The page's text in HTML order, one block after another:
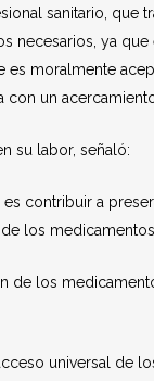
sanitario, que
necesarios, ya
moralmente
un
su labor, señaló:
contribuir a
los medicamentos.
los
universal de